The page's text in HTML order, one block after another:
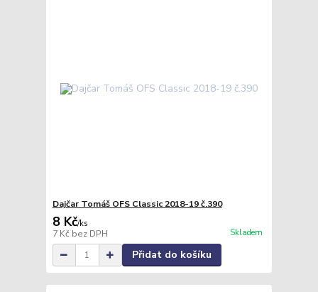
Dajčar Tomáš OFS Classic 2018-19 č.390
8 Kč/ks
7 Kč bez DPH Skladem
Přidat do košíku